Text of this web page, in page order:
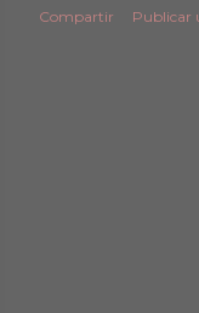
Compartir Publicar